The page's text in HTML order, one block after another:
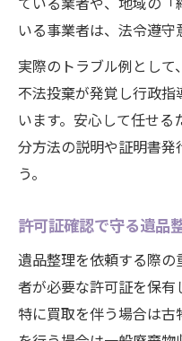
いる事業者は、法令遵守
実際のトラブル例として
不法投棄が発覚し行政
います。安心して任せ
分方法の説明や証明書発
う。
許可証確認で守る遺品
遺品整理を依頼する際
者が必要な許可証を保
特に買取を伴う場合は古